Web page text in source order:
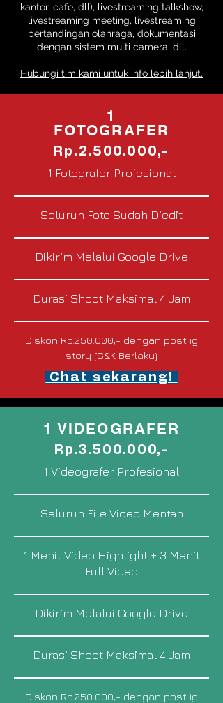
kantor, cafe, dll), livestreaming talkshow,
livestreaming meeting, livestreaming
pertandingan olahraga, dokumentasi
dengan sistem multi camera, dll.
Hubungi tim kami untuk info lebih lanjut.
1
FOTOGRAFER
Rp.2.500.000,-
1 Fotografer Profesional
Seluruh Foto Sudah Diedit
Dikirim Melalui Google Drive
Durasi Shoot Maksimal 4 Jam
Diskon Rp.250.000,- dengan post ig
story (S&K Berlaku)
Chat sekarang!
1 VIDEOGRAFER
Rp.3.500.000,-
1 Videografer Profesional
Seluruh File Video Mentah
1 Menit Video Highlight + 3 Menit
Full Video
Dikirim Melalui Google Drive
Durasi Shoot Maksimal 4 Jam
Diskon Rp.250.000,- dengan post ig